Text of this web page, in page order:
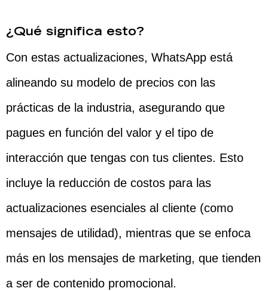
¿Qué significa esto?
Con estas actualizaciones, WhatsApp está
alineando su modelo de precios con las
prácticas de la industria, asegurando que
pagues en función del valor y el tipo de
interacción que tengas con tus clientes. Esto
incluye la reducción de costos para las
actualizaciones esenciales al cliente (como
mensajes de utilidad), mientras que se enfoca
más en los mensajes de marketing, que tienden
a ser de contenido promocional.